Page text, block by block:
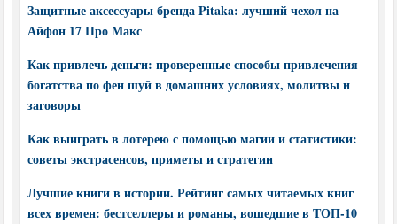
Защитные аксессуары бренда Pitaka: лучший чехол на
Айфон 17 Про Макс
Как привлечь деньги: проверенные способы привлечения
богатства по фен шуй в домашних условиях, молитвы и
заговоры
Как выиграть в лотерею с помощью магии и статистики:
советы экстрасенсов, приметы и стратегии
Лучшие книги в истории. Рейтинг самых читаемых книг
всех времен: бестселлеры и романы, вошедшие в ТОП-10